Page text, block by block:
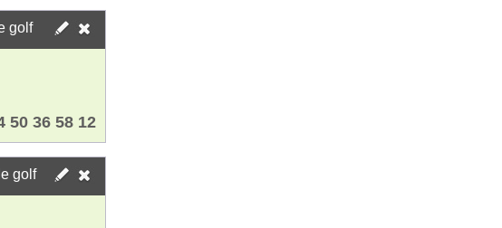
golf
50 36 58 12
golf